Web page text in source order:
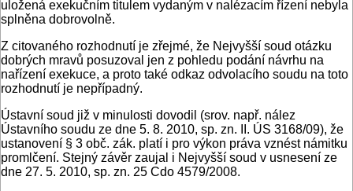
uložená exekučním titulem vydaným v nalézacím řízení nebyla
splněna dobrovolně.
Z citovaného rozhodnutí je zřejmé, že Nejvyšší soud otázku
dobrých mravů posuzoval jen z pohledu podání návrhu na
nařízení exekuce, a proto také odkaz odvolacího soudu na toto
rozhodnutí je nepřípadný.
Ústavní soud již v minulosti dovodil (srov. např. nález
Ústavního soudu ze dne 5. 8. 2010, sp. zn. II. ÚS 3168/09), že
ustanovení § 3 obč. zák. platí i pro výkon práva vznést námitku
promlčení. Stejný závěr zaujal i Nejvyšší soud v usnesení ze
dne 27. 5. 2010, sp. zn. 25 Cdo 4579/2008.